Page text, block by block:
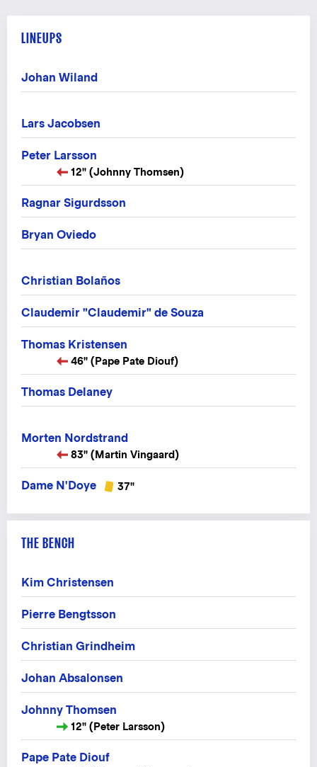
LINEUPS
Johan Wiland
Lars Jacobsen
Peter Larsson
12" (Johnny Thomsen)
Ragnar Sigurdsson
Bryan Oviedo
Christian Bolaños
Claudemir "Claudemir" de Souza
Thomas Kristensen
46" (Pape Pate Diouf)
Thomas Delaney
Morten Nordstrand
83" (Martin Vingaard)
Dame N'Doye 37"
THE BENCH
Kim Christensen
Pierre Bengtsson
Christian Grindheim
Johan Absalonsen
Johnny Thomsen
12" (Peter Larsson)
Pape Pate Diouf